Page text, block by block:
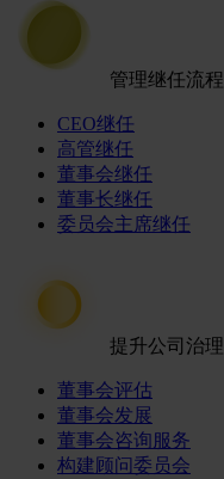
管理继任流程
CEO继任
高管继任
董事会继任
董事长继任
委员会主席继任
提升公司治理
董事会评估
董事会发展
董事会咨询服务
构建顾问委员会